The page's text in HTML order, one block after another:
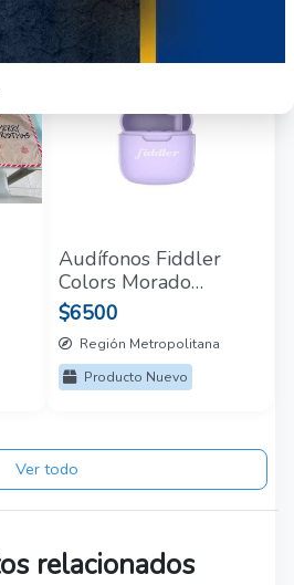
68
Audífonos Fiddler
Colors Morado
Fiddler
$6500
Región Metropolitana
Producto Nuevo
Ver todo
relacionados